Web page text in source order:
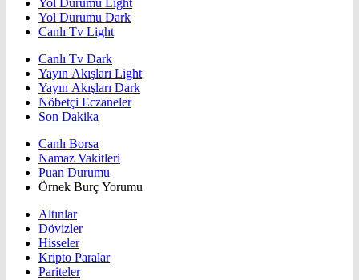
Yol Durumu Light
Yol Durumu Dark
Canlı Tv Light
Canlı Tv Dark
Yayın Akışları Light
Yayın Akışları Dark
Nöbetçi Eczaneler
Son Dakika
Canlı Borsa
Namaz Vakitleri
Puan Durumu
Örnek Burç Yorumu
Altınlar
Dövizler
Hisseler
Kripto Paralar
Pariteler